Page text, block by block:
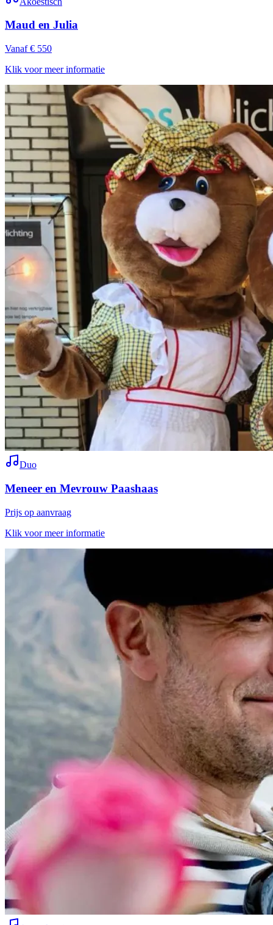
Maud en Julia
Vanaf € 550
Klik voor meer informatie
Duo
Meneer en Mevrouw Paashaas
Prijs op aanvraag
Klik voor meer informatie